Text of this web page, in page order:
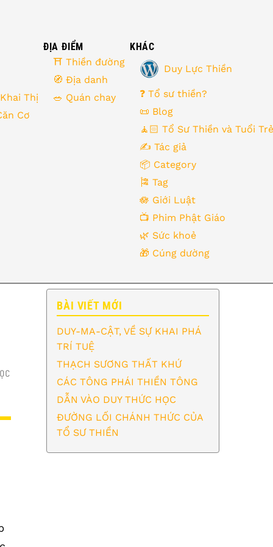
Thị
Cơ
ĐỊA ĐIỂM
⛩ Thiền đường
🧭 Địa danh
🥗 Quán chay
KHÁC
Duy Lực Thiền
❓ Tổ sư thiền?
📜 Blog
🧘🏻 Tổ Sư Thiền và Tuổi Trẻ
✍️ Tác giả
📦 Category
🎏 Tag
🪷 Giới Luật
📺 Phim Phật Giáo
🌿️ Sức khoẻ
🎁️ Cúng dường
BÀI VIẾT MỚI
DUY-MA-CẬT, VỀ SỰ KHAI PHÁ
TRÍ TUỆ
THẠCH SƯƠNG THẤT KHỨ
CÁC TÔNG PHÁI THIỀN TÔNG
DẪN VÀO DUY THỨC HỌC
ĐƯỜNG LỐI CHÁNH THỨC CỦA
TỔ SƯ THIỀN